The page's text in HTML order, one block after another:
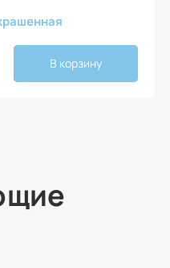
В корзину